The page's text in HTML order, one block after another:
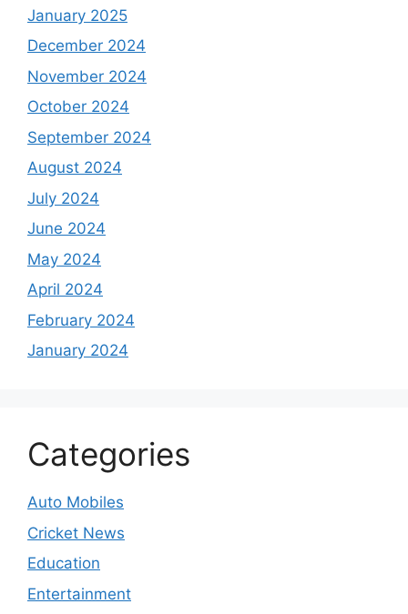
January 2025
December 2024
November 2024
October 2024
September 2024
August 2024
July 2024
June 2024
May 2024
April 2024
February 2024
January 2024
Categories
Auto Mobiles
Cricket News
Education
Entertainment